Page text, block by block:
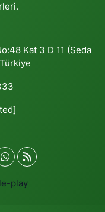
Kat 3 D 11 (Seda